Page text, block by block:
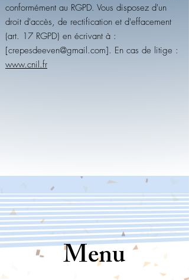
conformément au RGPD. Vous disposez d'un
droit d'accès, de rectification et d'effacement
(art. 17 RGPD) en écrivant à :
[crepesdeeven@gmail.com]. En cas de litige :
www.cnil.fr
Menu